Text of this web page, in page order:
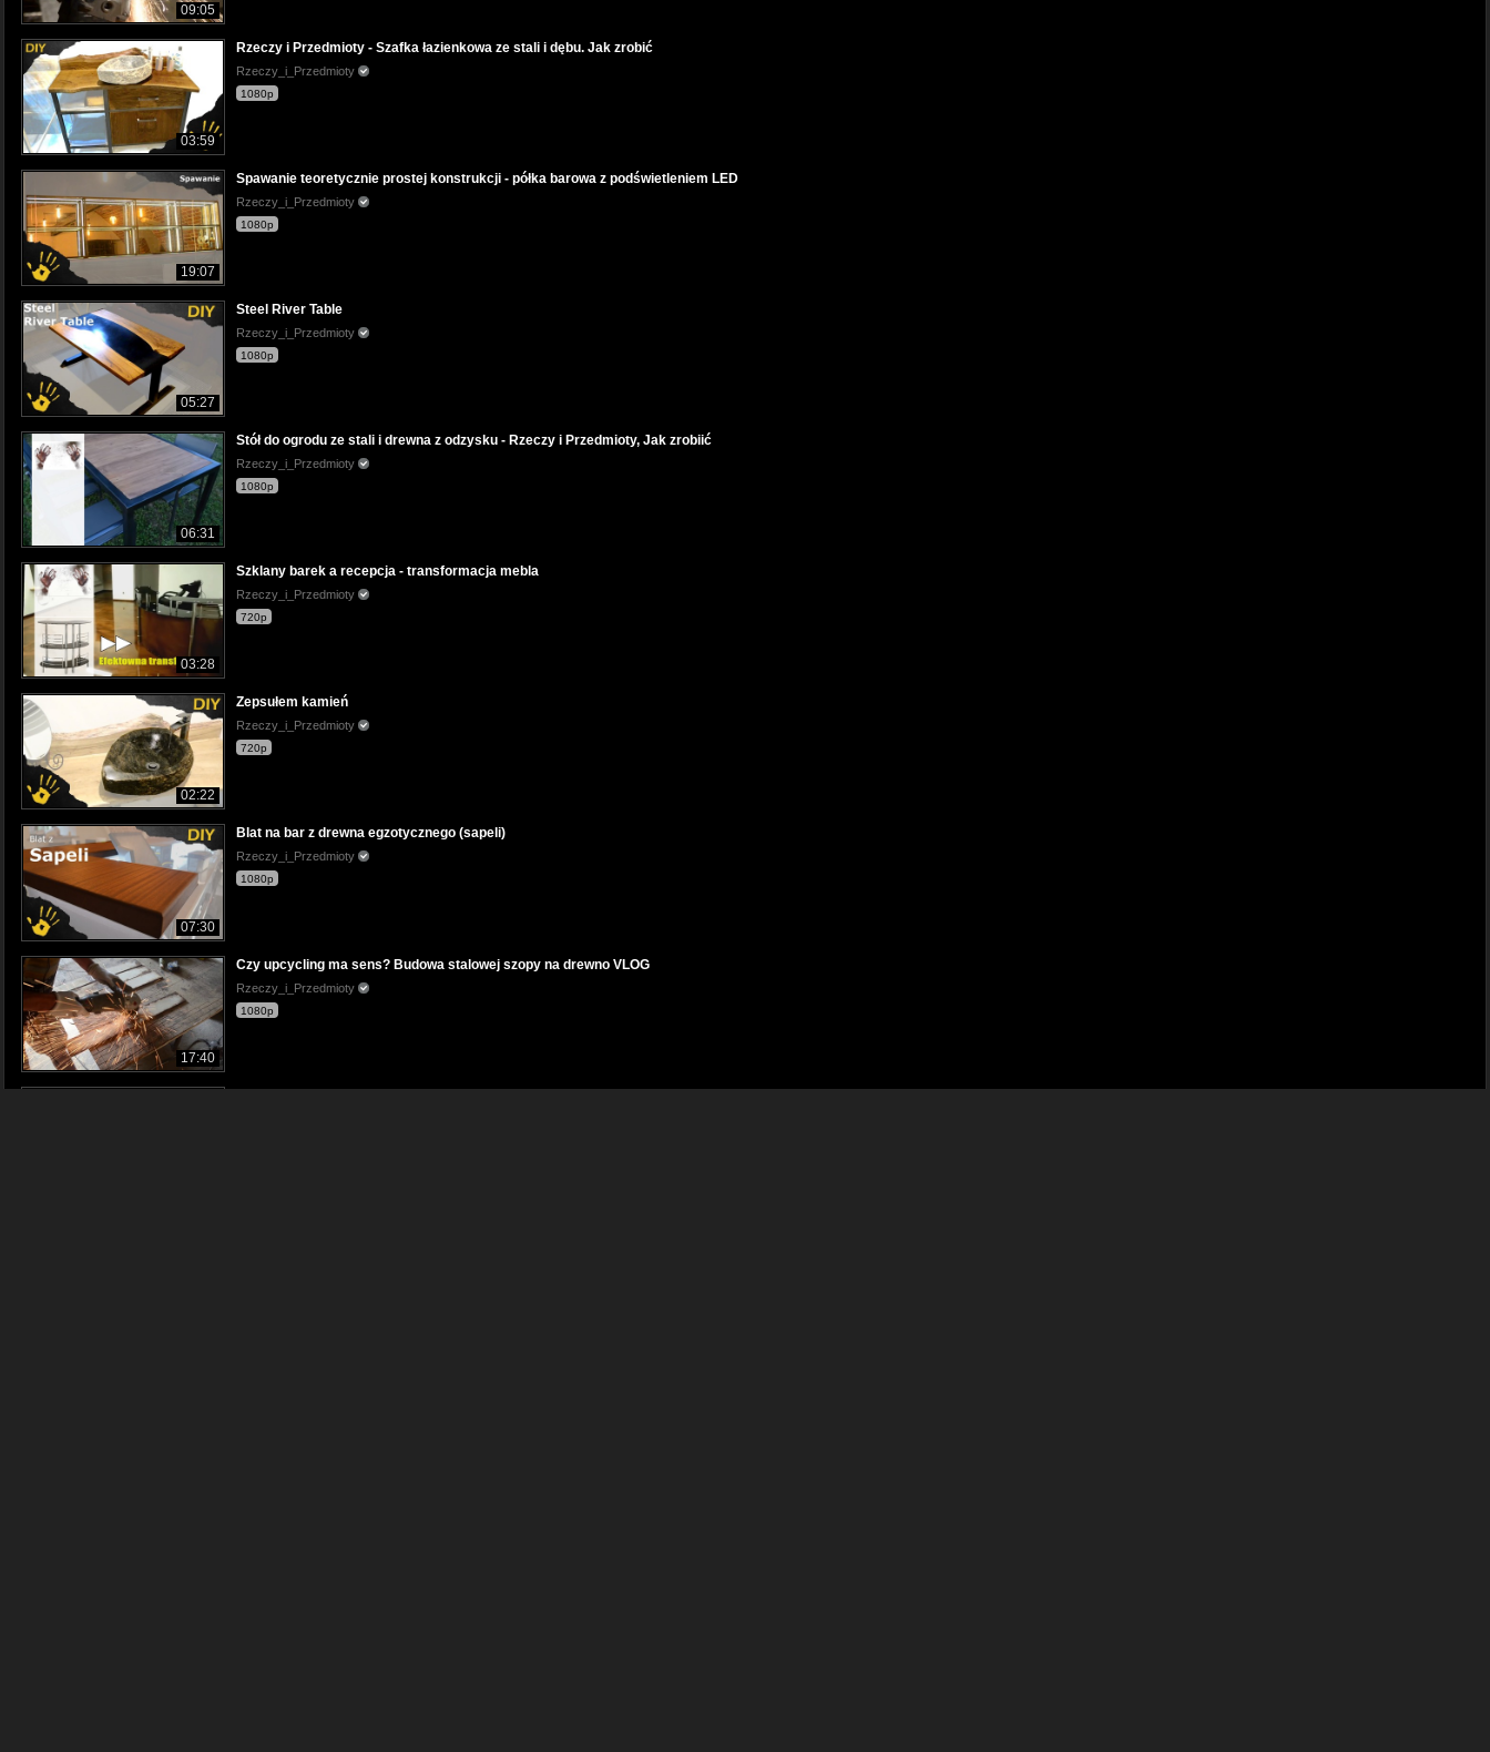
09:05
03:59
Rzeczy i Przedmioty - Szafka łazienkowa ze stali i dębu. Jak zrobić
Rzeczy_i_Przedmioty
1080p
19:07
Spawanie teoretycznie prostej konstrukcji - półka barowa z podświetleniem LED
Rzeczy_i_Przedmioty
1080p
05:27
Steel River Table
Rzeczy_i_Przedmioty
1080p
06:31
Stół do ogrodu ze stali i drewna z odzysku - Rzeczy i Przedmioty, Jak zrobiić
Rzeczy_i_Przedmioty
1080p
03:28
Szklany barek a recepcja - transformacja mebla
Rzeczy_i_Przedmioty
720p
02:22
Zepsułem kamień
Rzeczy_i_Przedmioty
720p
07:30
Blat na bar z drewna egzotycznego (sapeli)
Rzeczy_i_Przedmioty
1080p
17:40
Czy upcycling ma sens? Budowa stalowej szopy na drewno VLOG
Rzeczy_i_Przedmioty
1080p